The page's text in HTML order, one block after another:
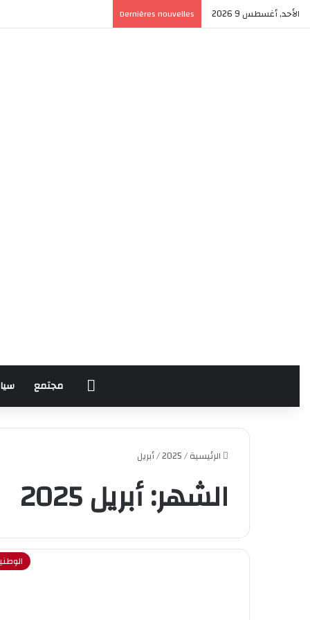
الأحد, أغسطس 9 2026 Dernières nouvelles
الرئيسيةمجتمع
الرئيسية/
2025
/أبريل
الشهر:أبريل 2025